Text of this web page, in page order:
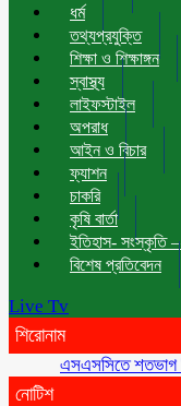
ধর্ম
তথ্যপ্রযুক্তি
শিক্ষা ও শিক্ষাঙ্গন
স্বাস্থ্য
লাইফস্টাইল
অপরাধ
আইন ও বিচার
ফ্যাশন
চাকরি
কৃষি বার্তা
ইতিহাস- সংস্কৃতি –
বিশেষ প্রতিবেদন
Live Tv
শিরোনাম
এসএসসিতে শতভাগ
নোটিশ